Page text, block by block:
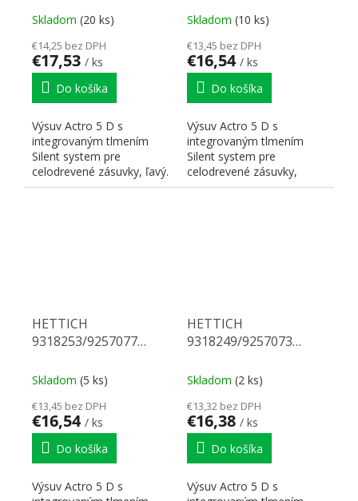
40 kg SiSy L
Skladom (20 ks)
€14,25 bez DPH
€17,53 / ks
Do košíka
Výsuv Actro 5 D s
integrovaným tlmením
Silent system pre
celodrevené zásuvky, ľavý.
Nosnosť 40 kg, dĺžka 520
40 kg SiSy P
Skladom (10 ks)
€13,45 bez DPH
€16,54 / ks
Do košíka
Výsuv Actro 5 D s
integrovaným tlmením
Silent system pre
celodrevené zásuvky,
pravý. Nosnosť 40 kg,
HETTICH
9318253/9257077
480mm/40kg SiSy L
Skladom (5 ks)
€13,45 bez DPH
€16,54 / ks
Do košíka
Výsuv Actro 5 D s
HETTICH
9318249/9257073
40 kg SiSy L
Skladom (2 ks)
€13,32 bez DPH
€16,38 / ks
Do košíka
Výsuv Actro 5 D s